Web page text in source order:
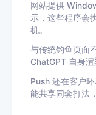
网站提供
示，这些程序会
机。
与传统钓鱼页面
ChatGPT 自身渲
Push 还在客户
能共享同套打法